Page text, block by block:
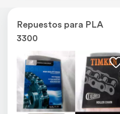
Repuestos para PLA
3300